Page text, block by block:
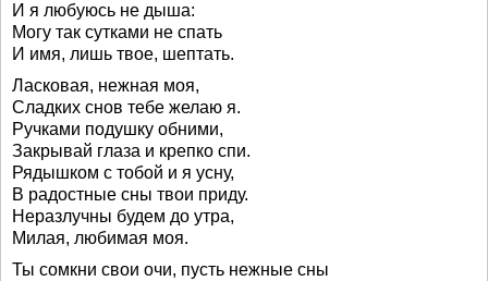
И я любуюсь не дыша:
Могу так сутками не спать
И имя, лишь твое, шептать.
Ласковая, нежная моя,
Сладких снов тебе желаю я.
Ручками подушку обними,
Закрывай глаза и крепко спи.
Рядышком с тобой и я усну,
В радостные сны твои приду.
Неразлучны будем до утра,
Милая, любимая моя.
Ты сомкни свои очи, пусть нежные сны